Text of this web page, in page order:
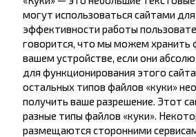
Подпишись на получение
путешествуй с нами дешевле!
Подписаться
могут использоваться сайтами
эффективности работы
говорится, что мы можем хранить
вашем устройстве, если они
для функционирования этого
остальных типов файлов «куки»
получить ваше разрешение. Этот
разные типы файлов «куки».
размещаются сторонними